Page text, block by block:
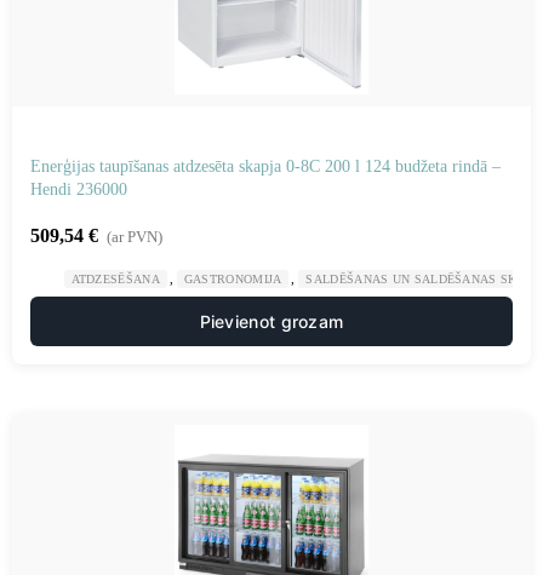
Enerģijas taupīšanas atdzesēta skapja 0-8C 200 l 124 budžeta rindā –
Hendi 236000
509,54 € (ar PVN)
ATDZESĒŠANA GASTRONOMIJA SALDĒŠANAS UN SALDĒŠANAS SKAPJI
Pievienot grozam